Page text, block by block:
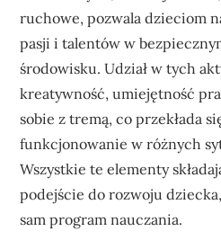
ruchowe, pozwala dzieciom
pasji i talentów w
środowisku. Udział w tych
kreatywność, umiejętność
sobie z tremą, co przekłada
funkcjonowanie w różnych
Wszystkie te elementy
podejście do rozwoju
sam program nauczania.